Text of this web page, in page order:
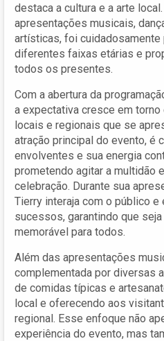
destaca a cultura e a arte
apresentações musicais,
artísticas, foi cuidadosamente
diferentes faixas etárias e
todos os presentes.
Com a abertura da
a expectativa cresce em
locais e regionais que se
atração principal do evento, é
envolventes e sua energia
prometendo agitar a multidão
celebração. Durante sua
Tierry interaja com o público
sucessos, garantindo que
memorável para todos.
Além das apresentações
complementada por diversas
de comidas típicas e
local e oferecendo aos
regional. Esse enfoque não
experiência do evento, mas